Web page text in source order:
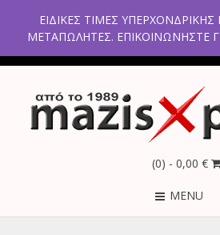
2ο χλμ Κρανιδίου –
Τηλέφωνα: 2754021300 –
(0) - 0,00 €
MENU
ΕΙΔΙΚΕΣ ΤΙΜΕΣ ΥΠΕΡΧΟΝΔΡΙΚΗΣ
ΜΕΤΑΠΩΛΗΤΕΣ. ΕΠΙΚΟΙΝΩΝΗΣΤΕ